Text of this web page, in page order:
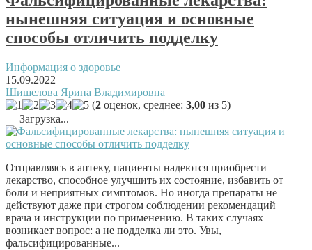
нынешняя ситуация и основные
способы отличить подделку
Информация о здоровье
15.09.2022
Шишелова Ярина Владимировна
(2 оценок, среднее: 3,00 из 5)
Загрузка...
Отправляясь в аптеку, пациенты надеются приобрести
лекарство, способное улучшить их состояние, избавить от
боли и неприятных симптомов. Но иногда препараты не
действуют даже при строгом соблюдении рекомендаций
врача и инструкции по применению. В таких случаях
возникает вопрос: а не подделка ли это. Увы,
фальсифицированные...